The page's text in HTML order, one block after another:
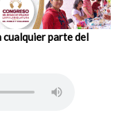
cualquier parte del